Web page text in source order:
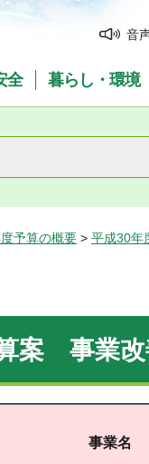
音
全 暮らし・環境
予算の概要 > 平成30年
案 事業改
事業名